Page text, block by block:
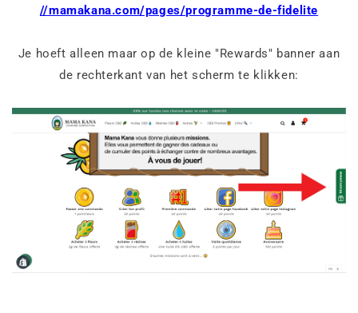
//mamakana.com/pages/programme-de-fidelite
Je hoeft alleen maar op de kleine "Rewards" banner aan
de rechterkant van het scherm te klikken: